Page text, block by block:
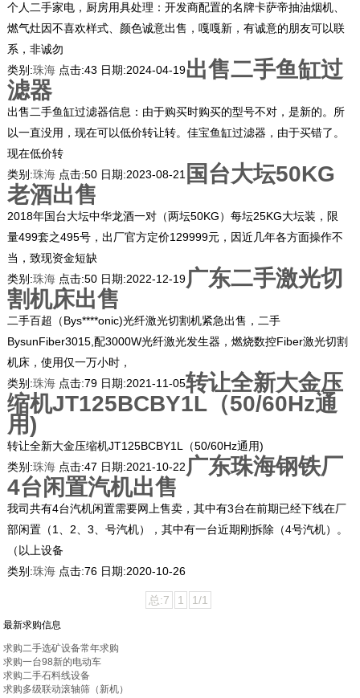
个人二手家电，厨房用具处理：开发商配置的名牌卡萨帝抽油烟机、
燃气灶因不喜欢样式、颜色诚意出售，嘎嘎新，有诚意的朋友可以联
系，非诚勿
类别:珠海 点击:43 日期:2024-04-19出售二手鱼缸过
滤器
出售二手鱼缸过滤器信息：由于购买时购买的型号不对，是新的。所
以一直没用，现在可以低价转让转。佳宝鱼缸过滤器，由于买错了。
现在低价转
类别:珠海 点击:50 日期:2023-08-21 国台大坛50KG
老酒出售
2018年国台大坛中华龙酒一对（两坛50KG）每坛25KG大坛装，限
量499套之495号，出厂官方定价129999元，因近几年各方面操作不
当，致现资金短缺
类别:珠海 点击:50 日期:2022-12-19广东二手激光切
割机床出售
二手百超（Bys****onic)光纤激光切割机紧急出售，二手
BysunFiber3015,配3000W光纤激光发生器，燃烧数控Fiber激光切割
机床，使用仅一万小时，
类别:珠海 点击:79 日期:2021-11-05转让全新大金压
缩机JT125BCBY1L（50/60Hz通
用)
转让全新大金压缩机JT125BCBY1L（50/60Hz通用)
类别:珠海 点击:47 日期:2021-10-22 广东珠海钢铁厂
4台闲置汽机出售
我司共有4台汽机闲置需要网上售卖，其中有3台在前期已经下线在厂
部闲置（1、2、3、号汽机），其中有一台近期刚拆除（4号汽机）。
（以上设备
类别:珠海 点击:76 日期:2020-10-26
总:7 1 1/1
最新求购信息
求购二手选矿设备常年求购
求购一台98新的电动车
求购二手石料线设备
求购多级联动滚轴筛（新机）